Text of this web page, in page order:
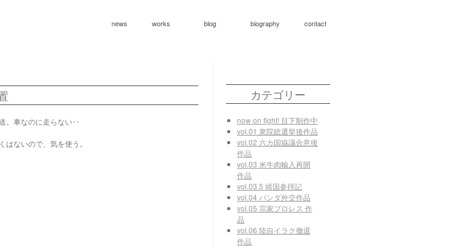
news works blog biography contact
。車なのに走らない‥
ないので、気を使う。
カテゴリー
now on fight! 目下制作中
vol.01 衆院総選挙後作品
vol.02 六カ国協議合意後
作品
vol.03 米牛肉輸入再開
作品
vol.03.5 靖国参拝記
vol.04 パンダ外交作品
vol.05 宗家プロレス 作
品
vol.06 陸自イラク撤退
作品